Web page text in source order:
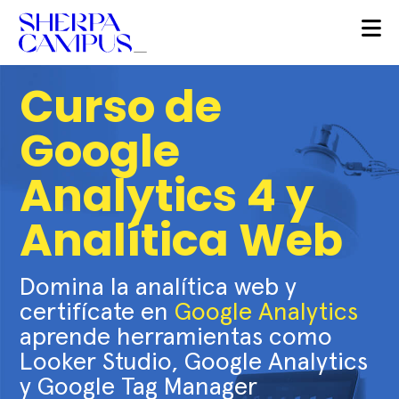
Curso de
Google
Analytics 4 y
Analítica Web
Domina la analítica web y
certifícate en Google Analytics
aprende herramientas como
Looker Studio, Google Analytics
y Google Tag Manager